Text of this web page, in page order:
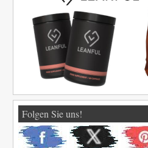
Folgen Sie uns!